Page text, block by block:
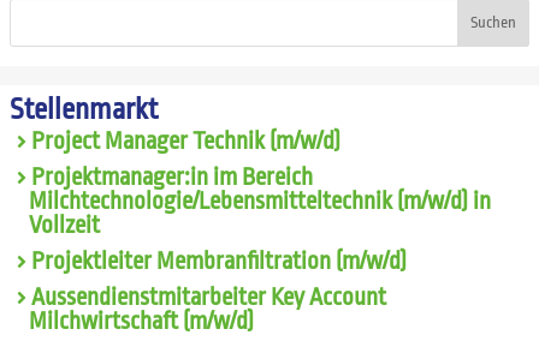
Suchen
Stellenmarkt
Project Manager Technik (m/w/d)
Projektmanager:in im Bereich
Milchtechnologie/Lebensmitteltechnik (m/w/d) in
Vollzeit
Projektleiter Membranfiltration (m/w/d)
Aussendienstmitarbeiter Key Account
Milchwirtschaft (m/w/d)